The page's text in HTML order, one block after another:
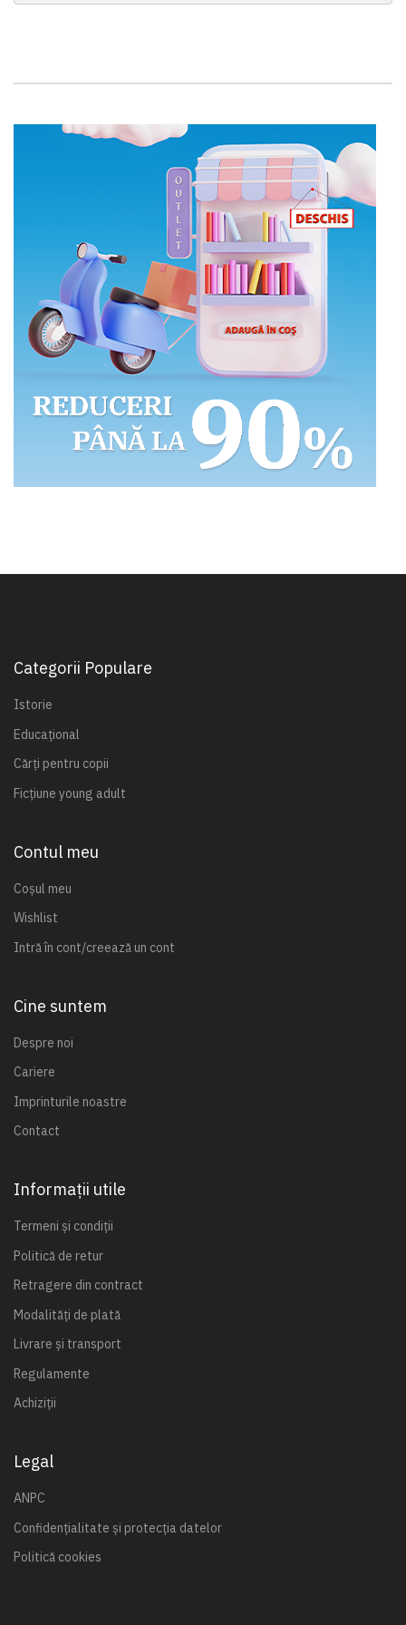
Categorii Populare
Istorie
Educațional
Cărți pentru copii
Ficțiune young adult
Contul meu
Coșul meu
Wishlist
Intră în cont/creează un cont
Cine suntem
Despre noi
Cariere
Imprinturile noastre
Contact
Informații utile
Termeni și condiții
Politică de retur
Retragere din contract
Modalități de plată
Livrare și transport
Regulamente
Achiziții
Legal
ANPC
Confidențialitate și protecția datelor
Politică cookies